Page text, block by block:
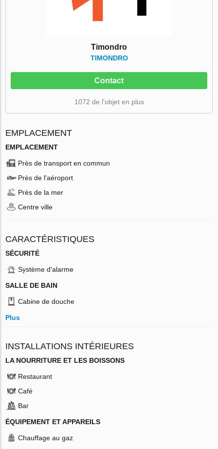
Timondro
TIMONDRO
Contact
1072 de l'objet en plus
EMPLACEMENT
EMPLACEMENT
Près de transport en commun
Près de l'aéroport
Près de la mer
Centre ville
CARACTÉRISTIQUES
SÉCURITÉ
Système d'alarme
SALLE DE BAIN
Cabine de douche
Plus
INSTALLATIONS INTÉRIEURES
LA NOURRITURE ET LES BOISSONS
Restaurant
Café
Bar
ÉQUIPEMENT ET APPAREILS
Chauffage au gaz